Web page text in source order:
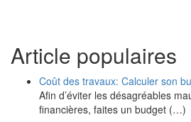
Article populaires
Coût des travaux: Calculer son
Afin d’éviter les désagréables
financières, faites un budget (…)